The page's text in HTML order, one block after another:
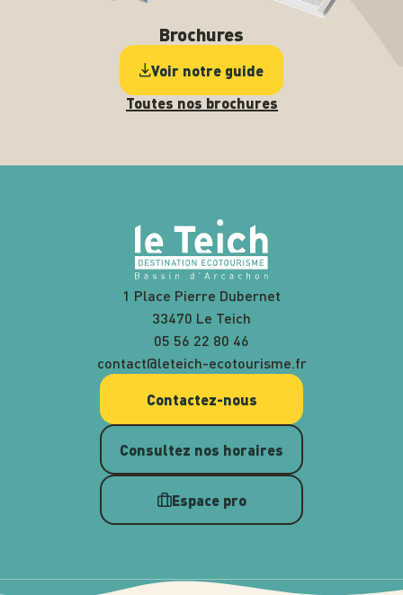
Brochures
Voir notre guide
Toutes nos brochures
1 Place Pierre Dubernet
33470 Le Teich
05 56 22 80 46
contact@leteich-ecotourisme.fr
Contactez-nous
Consultez nos horaires
Espace pro